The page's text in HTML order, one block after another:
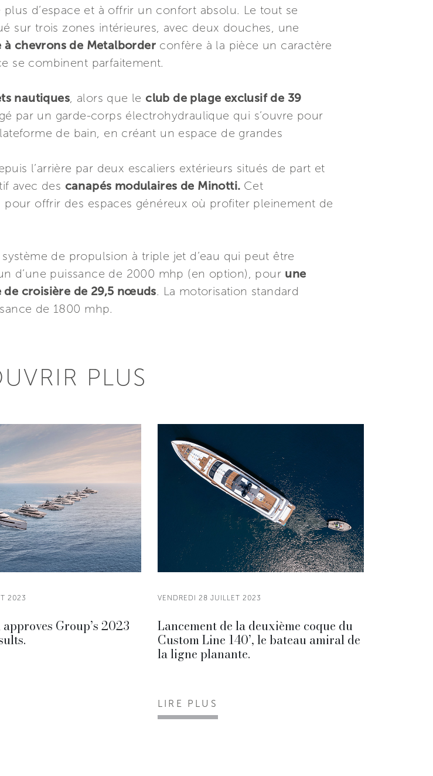
d’espace et à offrir un confort absolu. Le tout se
sur trois zones intérieures, avec deux douches, une
à chevrons de Metalborderconfère à la pièce un caractère
se combinent parfaitement.
nautiques, alors que leclub de plage exclusif de 39
par un garde-corps électrohydraulique qui s’ouvre pour
de bain, en créant un espace de grandes
l’arrière par deux escaliers extérieurs situés de part et
avec des canapés modulaires de Minotti. Cet
offrir des espaces généreux où profiter pleinement de
système de propulsion à triple jet d’eau qui peut être
d’une puissance de 2000 mhp (en option), pour une
de croisière de 29,5 nœuds. La motorisation standard
de 1800 mhp.
PLUS
2023
Group’s 2023
VENDREDI 28 JUILLET 2023
Lancement de la deuxième coque du
Custom Line 140’, le bateau amiral de
la ligne planante.
LIRE PLUS